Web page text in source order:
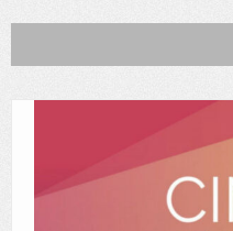
MUSÉE DU LUMINAIRE
FONDS PATRIMONIAUX